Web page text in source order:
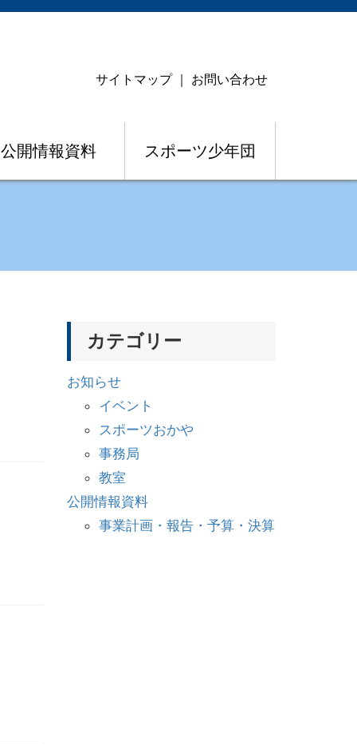
サイトマップ ｜ お問い合わせ
公開情報資料 スポーツ少年団
カテゴリー
お知らせ
イベント
スポーツおかや
事務局
教室
公開情報資料
事業計画・報告・予算・決算